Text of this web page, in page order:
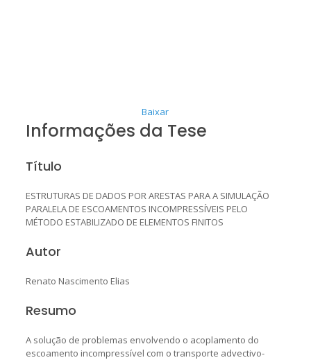
Baixar
Informações da Tese
Título
ESTRUTURAS DE DADOS POR ARESTAS PARA A SIMULAÇÃO
PARALELA DE ESCOAMENTOS INCOMPRESSÍVEIS PELO
MÉTODO ESTABILIZADO DE ELEMENTOS FINITOS
Autor
Renato Nascimento Elias
Resumo
A solução de problemas envolvendo o acoplamento do
escoamento incompressível com o transporte advectivo-